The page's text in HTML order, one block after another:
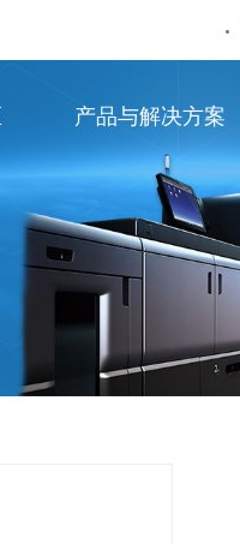
产品与解决方案